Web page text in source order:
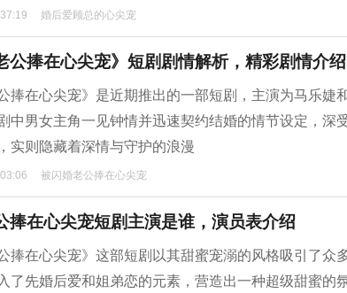
婚后爱顾总的心尖宠
公捧在心尖宠》短剧剧情解析，精彩剧情介绍
捧在心尖宠》是近期推出的一部短剧，主演为马乐
中男女主角一见钟情并迅速契约结婚的情节设定，深
实则隐藏着深情与守护的浪漫
被闪婚老公捧在心尖宠
捧在心尖宠短剧主演是谁，演员表介绍
捧在心尖宠》这部短剧以其甜蜜宠溺的风格吸引了
了先婚后爱和姐弟恋的元素，营造出一种超级甜蜜的